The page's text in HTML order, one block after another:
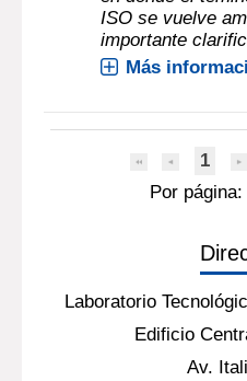
ISO se vuelve
importante
Más
1
Por página:
Laboratorio
Edificio
Av.